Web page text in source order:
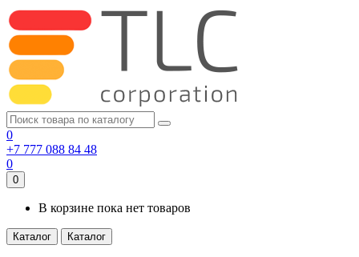
0
+7 777 088 84 48
0
0
В корзине пока нет товаров
Каталог Каталог